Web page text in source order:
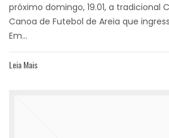
próximo domingo, 19.01, a tradicional
Canoa de Futebol de Areia que
Em...
Leia Mais